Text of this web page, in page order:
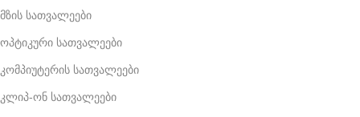
მზის სათვალეები
ოპტიკური სათვალეები
კომპიუტერის სათვალეები
კლიპ-ონ სათვალეები